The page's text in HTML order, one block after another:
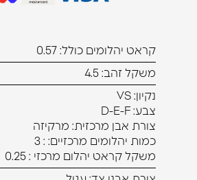
קראט יהלומים כולל: 0.57
משקל זהב: 4.5
נקיון: VS
צבע: D-E-F
צורת אבן מרכזית: מרקיזה
כמות יהלומים מרכזיים: : 3
משקל קראט יהלום מרכזי : 0.25